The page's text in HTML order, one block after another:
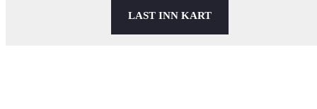
LAST INN KART